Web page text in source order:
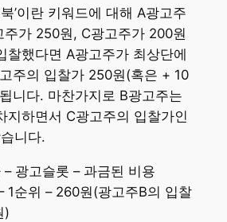
’이란 키워드에 대해 A광고주
가 250원, C광고주가 200원
찰했다면 A광고주가 최상단에
주의 입찰가 250원(혹은 + 10
니다. 마찬가지로 B광고주는
지하면서 C광고주의 입찰가인
니다.
광고슬롯 – 과금된 비용
1순위 – 260원(광고주B의 입찰
)